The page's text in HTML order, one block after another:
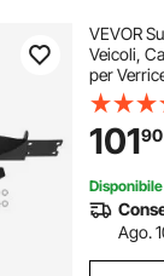
VEVOR
Veicoli,
per
per
Wrangler
2018 a
10190
Disponibile
Ago.